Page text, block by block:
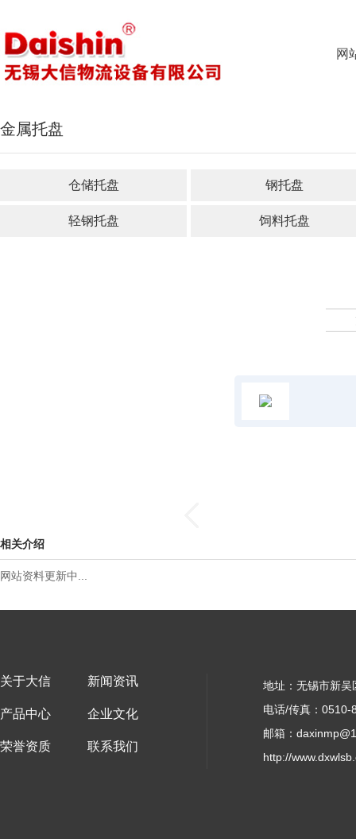
网
金属托盘
仓储托盘 钢托盘
轻钢托盘 饲料托盘
相关介绍
网站资料更新中...
关于大信 新闻资讯
产品中心 企业文化
荣誉资质 联系我们
地址：无锡市新
电话/传真：0510-
邮箱：
http://